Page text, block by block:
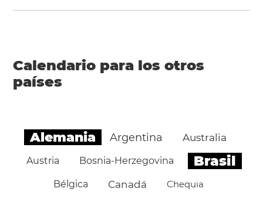
Calendario para los otros
países
Alemania Argentina Australia
Austria Bosnia-Herzegovina Brasil
Bélgica Canadá Chequia